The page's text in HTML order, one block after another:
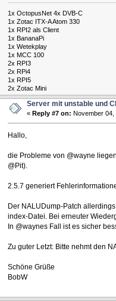
1x OctopusNet 4x DVB-C
1x Zotac ITX-A Atom 330
1x RPI2 als Client
1x BananaPi
1x Wetekplay
1x MCC 100
2x RPI3
2x RPi4
1x RPI5
2x Zotac Mini
Server mit unstable und
« Reply #7 on: November 04,
Hallo,
die Probleme von @wayne
@Pit).
2.5.7 generiert
Der NALUDump-Patch
index-Datei. Bei erneuter
In @waynes Fall ist es sicher
Zu guter Letzt: Bitte nehmt den
Schöne Grüße
BobW